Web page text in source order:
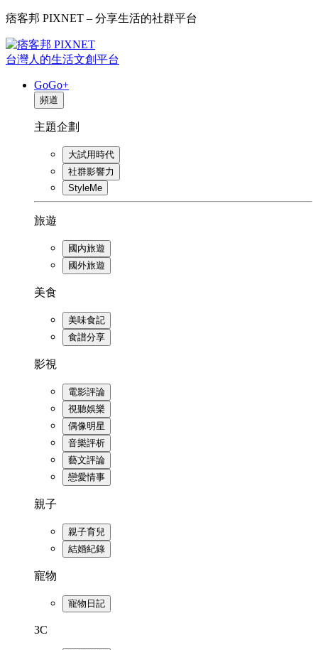
痞客邦 PIXNET – 分享生活的社群平台
台灣人的生活文創平台
GoGo+
頻道
主題企劃
大試用時代
社群影響力
StyleMe
旅遊
國內旅遊
國外旅遊
美食
美味食記
食譜分享
影視
電影評論
視聽娛樂
偶像明星
音樂評析
藝文評論
戀愛情事
親子
親子育兒
結婚紀錄
寵物
寵物日記
3C